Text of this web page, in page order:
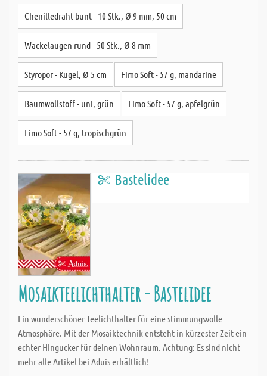
Chenilledraht bunt - 10 Stk., Ø 9 mm, 50 cm
Wackelaugen rund - 50 Stk., Ø 8 mm
Styropor - Kugel, Ø 5 cm Fimo Soft - 57 g, mandarine
Baumwollstoff - uni, grün Fimo Soft - 57 g, apfelgrün
Fimo Soft - 57 g, tropischgrün
Bastelidee
Mosaikteelichthalter - Bastelidee
Ein wunderschöner Teelichthalter für eine stimmungsvolle
Atmosphäre. Mit der Mosaiktechnik entsteht in kürzester Zeit ein
echter Hingucker für deinen Wohnraum. Achtung: Es sind nicht
mehr alle Artikel bei Aduis erhältlich!